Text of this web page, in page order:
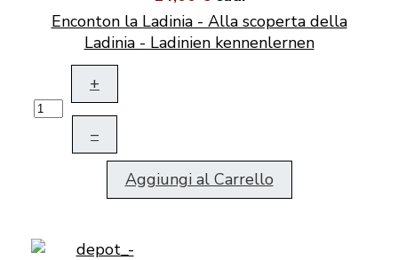
Enconton la Ladinia - Alla scoperta della
Ladinia - Ladinien kennenlernen
+
–
Aggiungi al Carrello